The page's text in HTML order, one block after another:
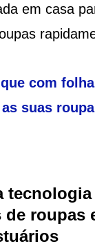
em casa
com
suas
tecnologia
de roupas